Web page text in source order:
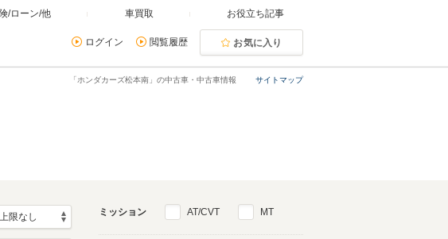
/ローン/他 車買取 お役立ち記事
ログイン 閲覧履歴 お気に入り
サイトマップ
「ホンダカーズ松本南」の中古車・中古車情報
ミッション AT/CVT MT